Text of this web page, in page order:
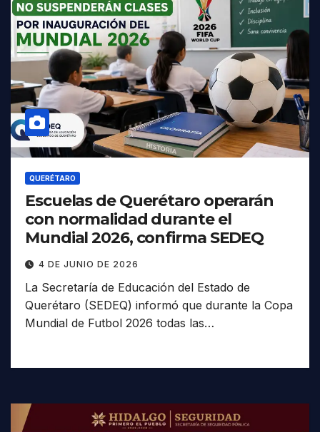
QUERÉTARO
Escuelas de Querétaro operarán
con normalidad durante el
Mundial 2026, confirma SEDEQ
4 DE JUNIO DE 2026
La Secretaría de Educación del Estado de
Querétaro (SEDEQ) informó que durante la Copa
Mundial de Futbol 2026 todas las…